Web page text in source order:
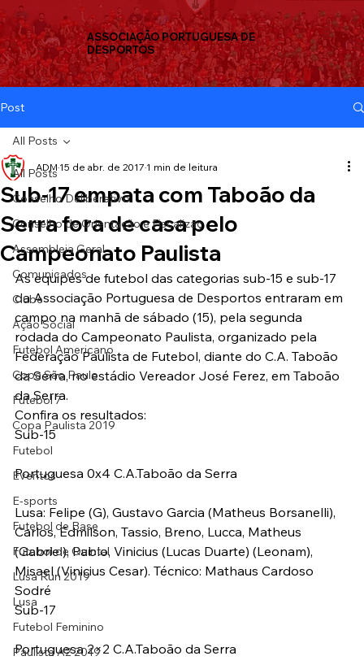
ASSOCIAÇÃO PORTUGUESA DE
DESPORTOS
Post
All Posts
Conselho Deliberativo
Conselho de Orientação e Fiscalizaç
Assembleia Geral
Comunicados
Clube
Ação Social
Futebol Americano
Copa São Paulo
Futebol 7
Copa Paulista 2019
Futebol
Eventos
E-sports
Futebol de Base
Futebol de Quintal
Lusa Run 2019
Lusa
Futebol Feminino
Paulista A2 2019
All Posts
Sub-17 empata com Taboão da
Serra fora de casa pelo
Campeonato Paulista
ADM 15 de abr. de 2017 1 min de leitura
As equipes de futebol das categorias sub-15 e sub-17
da Associação Portuguesa de Desportos entraram em
campo na manhã de sábado (15), pela segunda
rodada do Campeonato Paulista, organizado pela
Federação Paulista de Futebol, diante do C.A. Taboão
da Serra, no estádio Vereador José Ferez, em Taboão
da Serra.
Confira os resultados:
Sub-15
Portuguesa 0x4 C.A.Taboão da Serra
Lusa: Felipe (G), Gustavo Garcia (Matheus Borsanelli),
Carlos, Edmilson, Tassio, Breno, Lucca, Matheus
(Gabriel), Pablo, Vinicius (Lucas Duarte) (Leonam),
Misael (Vinicius Cesar). Técnico: Mathaus Cardoso
Sodré
Sub-17
Portuguesa 2×2 C.A.Taboão da Serra